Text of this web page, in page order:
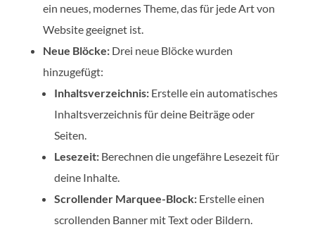
ein neues, modernes Theme, das für jede Art von
Website geeignet ist.
Neue Blöcke:Drei neue Blöcke wurden
hinzugefügt:
Inhaltsverzeichnis:Erstelle ein automatisches
Inhaltsverzeichnis für deine Beiträge oder
Seiten.
Lesezeit:Berechnen die ungefähre Lesezeit für
deine Inhalte.
Scrollender Marquee-Block:Erstelle einen
scrollenden Banner mit Text oder Bildern.